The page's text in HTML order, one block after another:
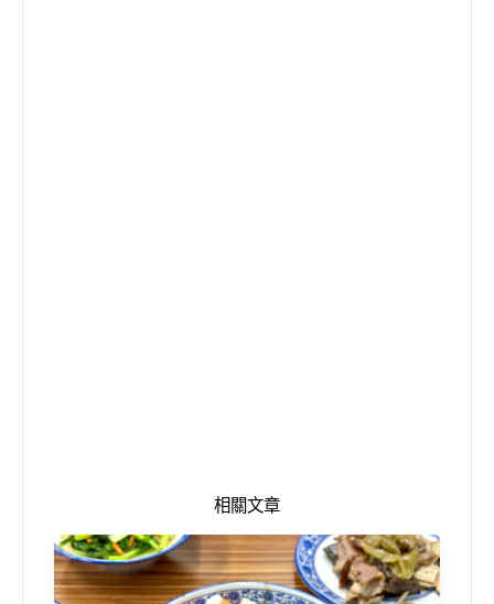
相關文章